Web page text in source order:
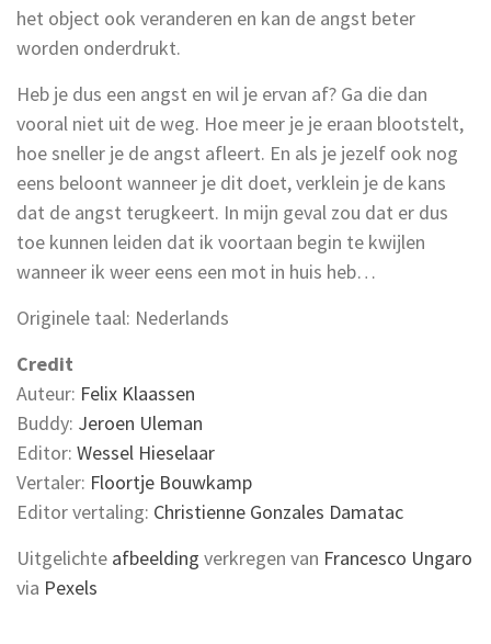
het object ook veranderen en kan de angst beter
worden onderdrukt.
Heb je dus een angst en wil je ervan af? Ga die dan
vooral niet uit de weg. Hoe meer je je eraan blootstelt,
hoe sneller je de angst afleert. En als je jezelf ook nog
eens beloont wanneer je dit doet, verklein je de kans
dat de angst terugkeert. In mijn geval zou dat er dus
toe kunnen leiden dat ik voortaan begin te kwijlen
wanneer ik weer eens een mot in huis heb…
Originele taal: Nederlands
Credit
Auteur: Felix Klaassen
Buddy: Jeroen Uleman
Editor: Wessel Hieselaar
Vertaler: Floortje Bouwkamp
Editor vertaling: Christienne Gonzales Damatac
Uitgelichte afbeelding verkregen van Francesco Ungaro
via Pexels